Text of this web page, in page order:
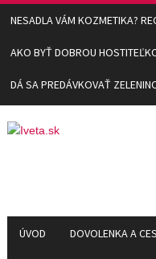
NESADLA VÁM KOZMETIKA?
AKO BYŤ DOBROU
DÁ SA PREDÁVKOVAŤ
ÚVOD DOVOLENKA A